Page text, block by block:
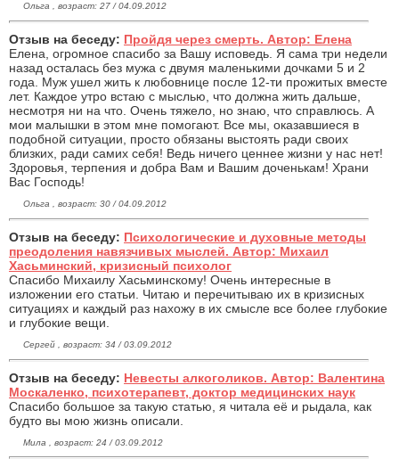
Ольга , возраст: 27 / 04.09.2012
Отзыв на беседу: Пройдя через смерть. Автор: Елена
Елена, огромное спасибо за Вашу исповедь. Я сама три недели
назад осталась без мужа с двумя маленькими дочками 5 и 2
года. Муж ушел жить к любовнице после 12-ти прожитых вместе
лет. Каждое утро встаю с мыслью, что должна жить дальше,
несмотря ни на что. Очень тяжело, но знаю, что справлюсь. А
мои малышки в этом мне помогают. Все мы, оказавшиеся в
подобной ситуации, просто обязаны выстоять ради своих
близких, ради самих себя! Ведь ничего ценнее жизни у нас нет!
Здоровья, терпения и добра Вам и Вашим доченькам! Храни
Вас Господь!
Ольга , возраст: 30 / 04.09.2012
Отзыв на беседу: Психологические и духовные методы
преодоления навязчивых мыслей. Автор: Михаил
Хасьминский, кризисный психолог
Спасибо Михаилу Хасьминскому! Очень интересные в
изложении его статьи. Читаю и перечитываю их в кризисных
ситуациях и каждый раз нахожу в их смысле все более глубокие
и глубокие вещи.
Сергей , возраст: 34 / 03.09.2012
Отзыв на беседу: Невесты алкоголиков. Автор: Валентина
Москаленко, психотерапевт, доктор медицинских наук
Спасибо большое за такую статью, я читала её и рыдала, как
будто вы мою жизнь описали.
Мила , возраст: 24 / 03.09.2012